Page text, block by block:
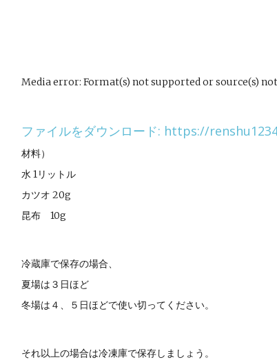
Media error: Format(s) not supported or source(s)
ファイルをダウンロード: https://
00:00
材料）
水 1リットル
カツオ 20g
昆布 10g
冷蔵庫で保存の場合、
夏場は３日ほど
冬場は４、５日ほどで使い切ってください。
それ以上の場合は冷凍庫で保存しましょう。